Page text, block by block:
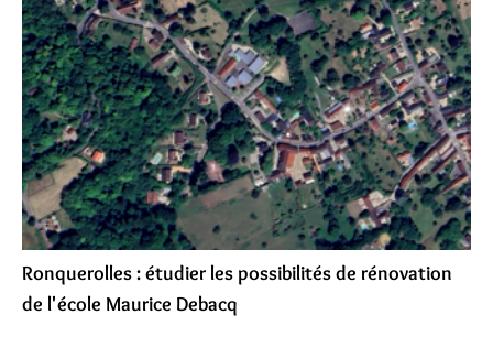
Ronquerolles : étudier les possibilités de rénovation
de l'école Maurice Debacq